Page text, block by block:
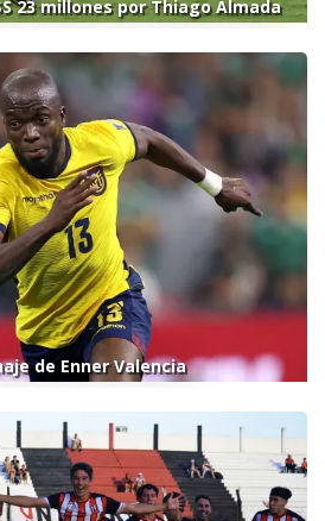
23 millones por Thiago Almada
de Enner Valencia